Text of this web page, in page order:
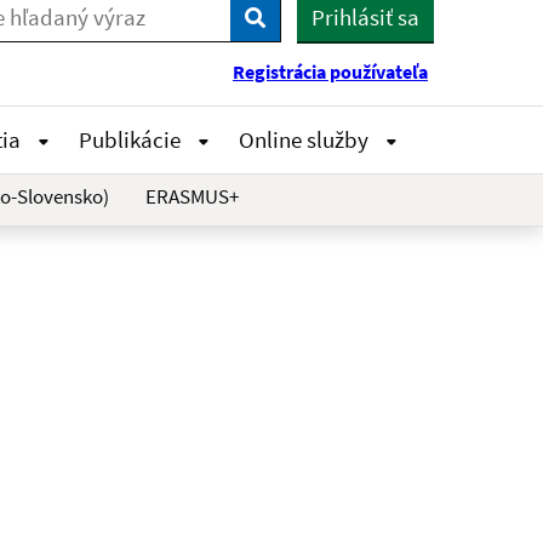
VyhľadajPrihlásiť sa
Registrácia používateľa
Publikácie Online služby
Slovensko) ERASMUS+